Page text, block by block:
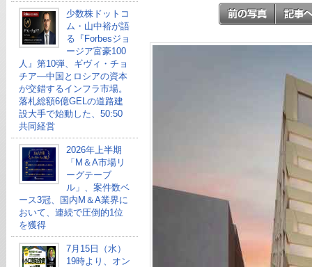
少数株ドットコ
ム・山中裕が語
る『Forbesジョ
ージア富豪100
人』第10弾、ギヴィ・チョ
チア―中国とロシアの資本
が交錯するインフラ市場。
落札総額6億GELの道路建
設大手で始動した、50:50
共同経営
2026年上半期
「M＆A市場リ
ーグテーブ
ル」、案件数ベ
ース3冠、国内M＆A業界に
おいて、連続で圧倒的1位
を獲得
7月15日（水）
19時より、オン